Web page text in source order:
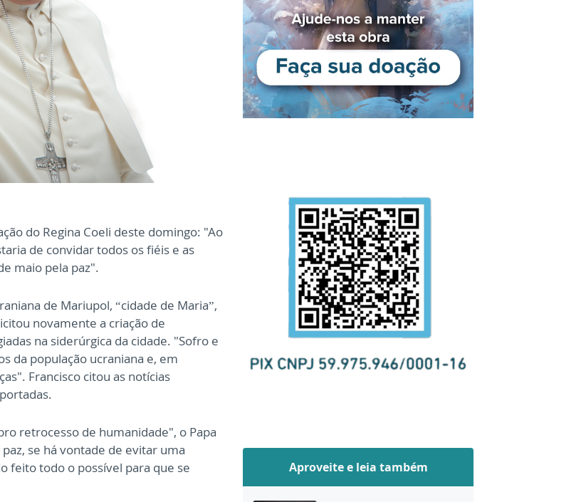
do Regina Coeli deste domingo: "Ao
de convidar todos os fiéis e as
maio pela paz".
de Mariupol, “cidade de Maria”,
novamente a criação de
na siderúrgica da cidade. "Sofro e
da população ucraniana e, em
Francisco citou as notícias
retrocesso de humanidade", o Papa
se há vontade de evitar uma
feito todo o possível para que se
Aproveite e leia também